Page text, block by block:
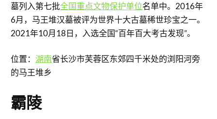
墓列入第七批全国重点文物保护单位名单中。2016年
6月，马王堆汉墓被评为世界十大古墓稀世珍宝之一。
2021年10月18日，入选全国“百年百大考古发现”。
位置： 湖南省长沙市芙蓉区东郊四千米处的浏阳河旁
的马王堆乡
霸陵